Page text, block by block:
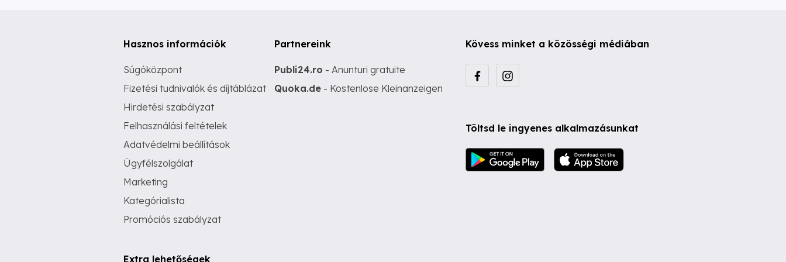
Hasznos információk
Súgóközpont
Fizetési tudnivalók és díjtáblázat
Hirdetési szabályzat
Felhasználási feltételek
Adatvédelmi beállítások
Ügyfélszolgálat
Marketing
Kategórialista
Promóciós szabályzat
Extra lehetőségek
Partnereink
Publi24.ro - Anunturi gratuite
Quoka.de - Kostenlose Kleinanzeigen
Kövess minket a közösségi médiában
Töltsd le ingyenes alkalmazásunkat